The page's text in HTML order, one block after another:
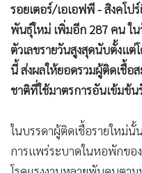
• จีน
• ชุมชน-คุณภาพชีวิต
• อาชญากรรม
• Motoring
•
วิทยาศาสตร์
• หุ้น
รอยเตอร์/เอเอฟพี - สิงคโป
พันธุ์ใหม่ เพิ่มอีก 287 คน ใ
ตัวเลขรายวันสูงสุดนับตั้งแต่
นี้ ส่งผลให้ยอดรวมผู้ติดเชื้อ
ชาติที่ใช้มาตรการอันเข้มข้
ในบรรดาผู้ติดเชื้อรายใหม่
การแพร่ระบาดในหอพักขอ